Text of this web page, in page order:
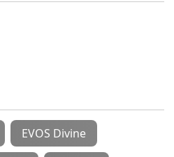
EVOS Divine